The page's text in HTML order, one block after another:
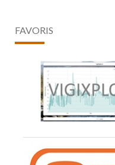
FAVORIS